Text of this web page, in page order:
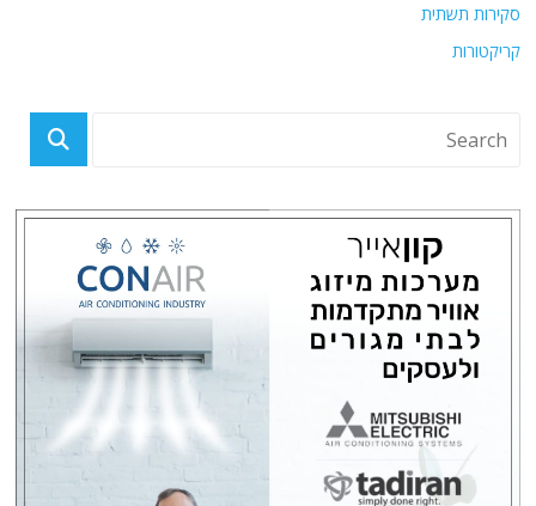
סקירות תשתית
קריקטורות